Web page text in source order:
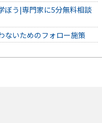
ぼう|専門家に5分無料相談
ないためのフォロー施策